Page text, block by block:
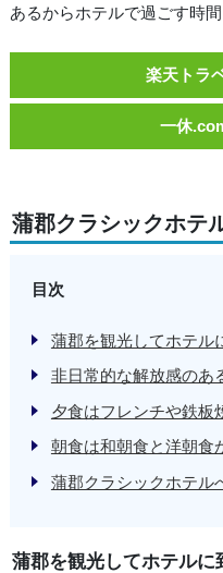
あるからホテルで過ごす時
楽天トラ
一休
蒲郡クラシックホテ
目次
蒲郡を観光してホテル
非日常的な解放感のあ
夕食はフレンチや鉄板
朝食は和朝食と洋朝食
蒲郡クラシックホテル
蒲郡を観光してホテルに